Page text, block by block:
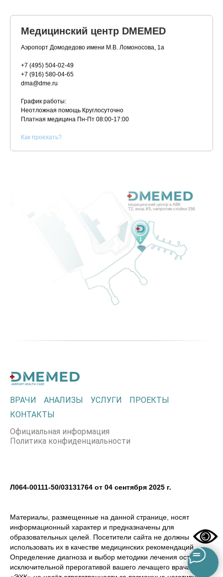
Медицинский центр DMEMED
Аэропорт Домодедово имени М.В. Ломоносова, 1а
+7 (495) 504-02-49
+7 (916) 580-04-65
dma@dme.ru
График работы:
Неотложная помощь Круглосуточно
Платная медицина Пн-Пт 08:00-17:00
Как проехать?
ВРАЧИ АНАЛИЗЫ УСЛУГИ
ПРОЕКТЫ
КОНТАКТЫ
Официальная информация
Политика конфиденциальности
Л064-00111-50/03131764 от 04 сентября 2025 г.
Материалы, размещенные на данной странице, носят
информационный характер и предназначены для
образовательных целей. Посетители сайта не должны
использовать их в качестве медицинских рекомендаций.
Определение диагноза и выбор методики лечения остается
исключительной прерогативой вашего лечащего врача! ООО